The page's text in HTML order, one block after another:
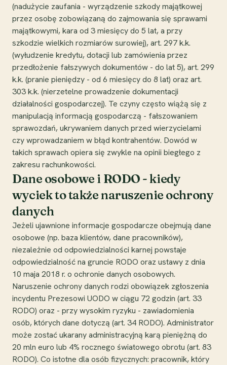
(nadużycie zaufania - wyrządzenie szkody majątkowej
przez osobę zobowiązaną do zajmowania się sprawami
majątkowymi, kara od 3 miesięcy do 5 lat, a przy
szkodzie wielkich rozmiarów surowiej), art. 297 k.k.
(wyłudzenie kredytu, dotacji lub zamówienia przez
przedłożenie fałszywych dokumentów - do lat 5), art. 299
k.k. (pranie pieniędzy - od 6 miesięcy do 8 lat) oraz art.
303 k.k. (nierzetelne prowadzenie dokumentacji
działalności gospodarczej). Te czyny często wiążą się z
manipulacją informacją gospodarczą - fałszowaniem
sprawozdań, ukrywaniem danych przed wierzycielami
czy wprowadzaniem w błąd kontrahentów. Dowód w
takich sprawach opiera się zwykle na opinii biegłego z
zakresu rachunkowości.
Dane osobowe i RODO - kiedy
wyciek to także naruszenie ochrony
danych
Jeżeli ujawnione informacje gospodarcze obejmują dane
osobowe (np. baza klientów, dane pracowników),
niezależnie od odpowiedzialności karnej powstaje
odpowiedzialność na gruncie RODO oraz ustawy z dnia
10 maja 2018 r. o ochronie danych osobowych.
Naruszenie ochrony danych rodzi obowiązek zgłoszenia
incydentu Prezesowi UODO w ciągu 72 godzin (art. 33
RODO) oraz - przy wysokim ryzyku - zawiadomienia
osób, których dane dotyczą (art. 34 RODO). Administrator
może zostać ukarany administracyjną karą pieniężną do
20 mln euro lub 4% rocznego światowego obrotu (art. 83
RODO). Co istotne dla osób fizycznych: pracownik, który